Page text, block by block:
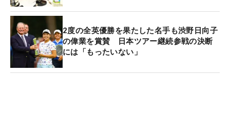
2度の全英優勝を果たした名手も渋野日向子
の偉業を賞賛 日本ツアー継続参戦の決断
には「もったいない」